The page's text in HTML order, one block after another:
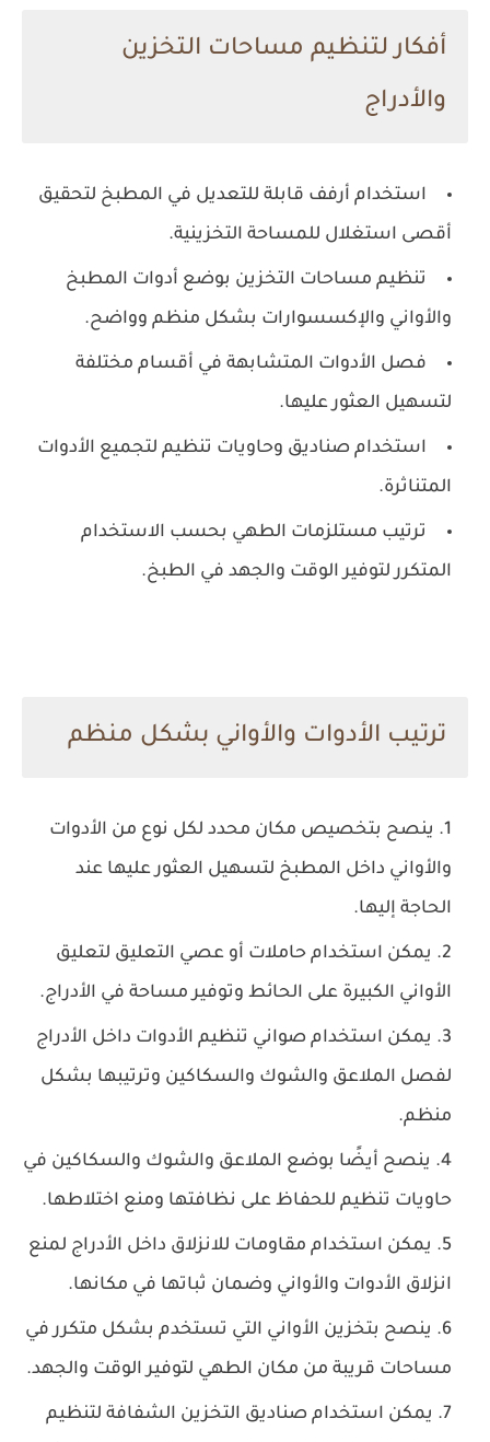
أفكار لتنظيم مساحات التخزين
والأدراج
استخدام أرفف قابلة للتعديل في المطبخ لتحقيق
أقصى استغلال للمساحة التخزينية.
تنظيم مساحات التخزين بوضع أدوات المطبخ
والأواني والإكسسوارات بشكل منظم وواضح.
فصل الأدوات المتشابهة في أقسام مختلفة
لتسهيل العثور عليها.
استخدام صناديق وحاويات تنظيم لتجميع الأدوات
المتناثرة.
ترتيب مستلزمات الطهي بحسب الاستخدام
المتكرر لتوفير الوقت والجهد في الطبخ.
ترتيب الأدوات والأواني بشكل منظم
ينصح بتخصيص مكان محدد لكل نوع من الأدوات
والأواني داخل المطبخ لتسهيل العثور عليها عند
الحاجة إليها.
يمكن استخدام حاملات أو عصي التعليق لتعليق
الأواني الكبيرة على الحائط وتوفير مساحة في الأدراج.
يمكن استخدام صواني تنظيم الأدوات داخل الأدراج
لفصل الملاعق والشوك والسكاكين وترتيبها بشكل
منظم.
ينصح أيضًا بوضع الملاعق والشوك والسكاكين في
حاويات تنظيم للحفاظ على نظافتها ومنع اختلاطها.
يمكن استخدام مقاومات للانزلاق داخل الأدراج لمنع
انزلاق الأدوات والأواني وضمان ثباتها في مكانها.
ينصح بتخزين الأواني التي تستخدم بشكل متكرر في
مساحات قريبة من مكان الطهي لتوفير الوقت والجهد.
يمكن استخدام صناديق التخزين الشفافة لتنظيم